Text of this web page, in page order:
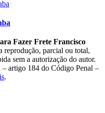
Fazer Frete Francisco
reprodução, parcial ou total,
sem a autorização do autor.
artigo 184 do Código Penal –
.